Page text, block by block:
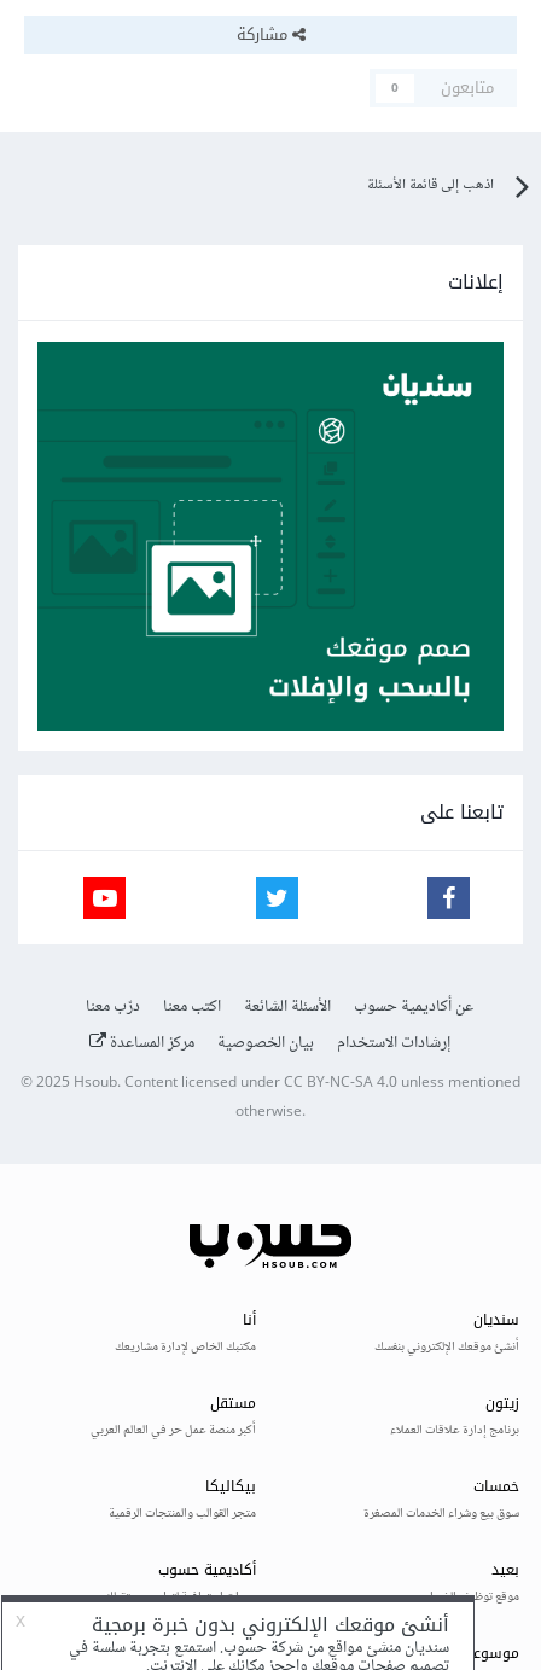
مشاركة
متابعون
0
اذهب إلى قائمة الأسئلة
إعلانات
تابعنا على
عن أكاديمية حسوب الأسئلة الشائعة اكتب معنا
درّب معنا
إرشادات الاستخدام
بيان الخصوصية مركز المساعدة
© 2025Hsoub.Content licensed underCC BY-NC-SA 4.0unless mentioned
otherwise.